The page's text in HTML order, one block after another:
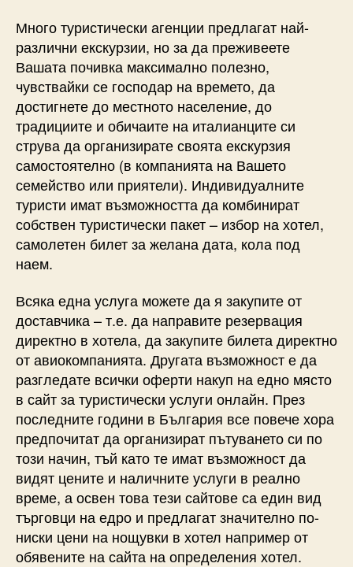
Много туристически агенции предлагат най-
различни екскурзии, но за да преживеете
Вашата почивка максимално полезно,
чувствайки се господар на времето, да
достигнете до местното население, до
традициите и обичаите на италианците си
струва да организирате своята екскурзия
самостоятелно (в компанията на Вашето
семейство или приятели). Индивидуалните
туристи имат възможността да комбинират
собствен туристически пакет – избор на хотел,
самолетен билет за желана дата, кола под
наем.
Всяка една услуга можете да я закупите от
доставчика – т.е. да направите резервация
директно в хотела, да закупите билета директно
от авиокомпанията. Другата възможност е да
разгледате всички оферти накуп на едно място
в сайт за туристически услуги онлайн. През
последните години в България все повече хора
предпочитат да организират пътуването си по
този начин, тъй като те имат възможност да
видят цените и наличните услуги в реално
време, а освен това тези сайтове са един вид
търговци на едро и предлагат значително по-
ниски цени на нощувки в хотел например от
обявените на сайта на определения хотел.